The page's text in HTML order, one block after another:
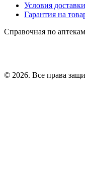
Условия доставки
Гарантия на
Справочная по аптекам
© 2026. Все права